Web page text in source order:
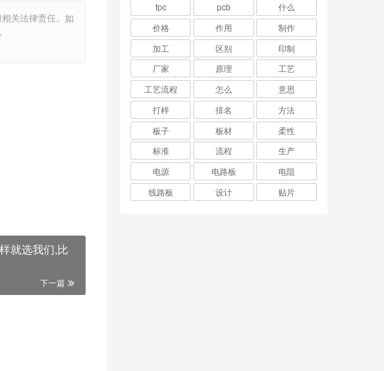
关法律责任。如
就选我们,比
下一篇
fpc pcb
什么
价格
作用
制作
加工
区别
印制
厂家
原理
工艺
工艺流程
怎么
意思
打样
排名
方法
板子
板材
柔性
标准
流程
生产
电源
电路板
电阻
线路板
设计 贴片